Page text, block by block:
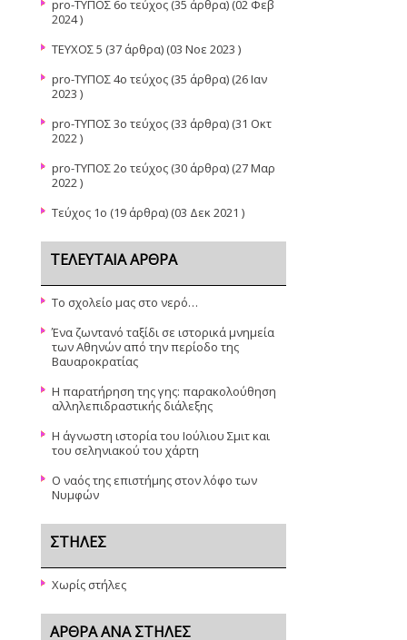
pro-ΤΥΠΟΣ 6ο τεύχος (35 άρθρα) (02 Φεβ
2024 )
ΤΕΥΧΟΣ 5 (37 άρθρα) (03 Νοε 2023 )
pro-TYΠΟΣ 4ο τεύχος (35 άρθρα) (26 Ιαν
2023 )
pro-ΤΥΠΟΣ 3ο τεύχος (33 άρθρα) (31 Οκτ
2022 )
pro-ΤΥΠΟΣ 2ο τεύχος (30 άρθρα) (27 Μαρ
2022 )
Τεύχος 1ο (19 άρθρα) (03 Δεκ 2021 )
ΤΕΛΕΥΤΑΊΑ ΆΡΘΡΑ
Το σχολείο μας στο νερό…
Ένα ζωντανό ταξίδι σε ιστορικά μνημεία
των Αθηνών από την περίοδο της
Βαυαροκρατίας
Η παρατήρηση της γης: παρακολούθηση
αλληλεπιδραστικής διάλεξης
Η άγνωστη ιστορία του Ιούλιου Σμιτ και
του σεληνιακού του χάρτη
Ο ναός της επιστήμης στον λόφο των
Νυμφών
ΣΤΉΛΕΣ
Χωρίς στήλες
ΆΡΘΡΑ ΑΝΆ ΣΤΉΛΕΣ